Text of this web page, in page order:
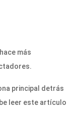
más
principal detrás
leer este artículo